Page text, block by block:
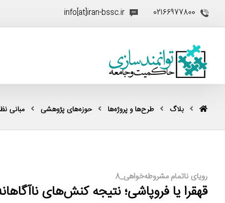
02166977800
info[at]iran-bssc.ir
بلاگ طرح‌ها و پروژه‌ها حوزه‌های پژوهشی مبانی
رویای ناتمام مشروطه‌خواهی_8
قهقرا یا فروپاشی؛ نتیجه کنش‌های